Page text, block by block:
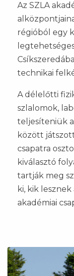
Az SZLA
régióból egy
technikai
A délelőtti
szlalomok,
teljesíteniük
között
csapatra
kiválasztó
tartják meg
ki, kik lesznek
akadémiai